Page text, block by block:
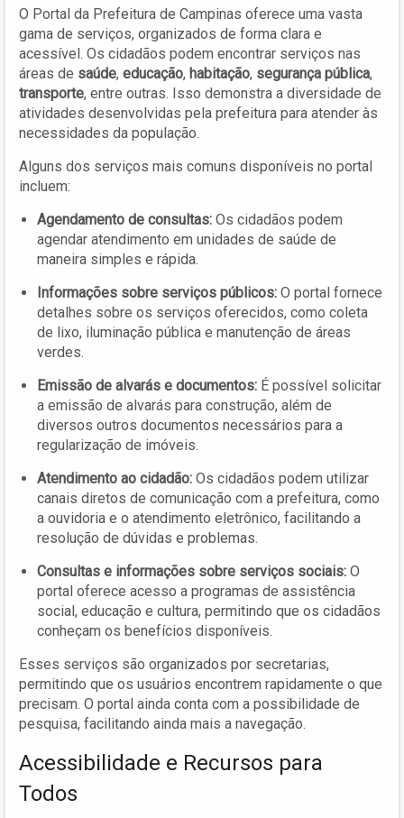
O Portal da Prefeitura de Campinas oferece uma vasta
gama de serviços, organizados de forma clara e
acessível. Os cidadãos podem encontrar serviços nas
áreas de saúde, educação, habitação, segurança pública,
transporte, entre outras. Isso demonstra a diversidade de
atividades desenvolvidas pela prefeitura para atender às
necessidades da população.
Alguns dos serviços mais comuns disponíveis no portal
incluem:
Agendamento de consultas: Os cidadãos podem
agendar atendimento em unidades de saúde de
maneira simples e rápida.
Informações sobre serviços públicos: O portal fornece
detalhes sobre os serviços oferecidos, como coleta
de lixo, iluminação pública e manutenção de áreas
verdes.
Emissão de alvarás e documentos: É possível solicitar
a emissão de alvarás para construção, além de
diversos outros documentos necessários para a
regularização de imóveis.
Atendimento ao cidadão: Os cidadãos podem utilizar
canais diretos de comunicação com a prefeitura, como
a ouvidoria e o atendimento eletrônico, facilitando a
resolução de dúvidas e problemas.
Consultas e informações sobre serviços sociais: O
portal oferece acesso a programas de assistência
social, educação e cultura, permitindo que os cidadãos
conheçam os benefícios disponíveis.
Esses serviços são organizados por secretarias,
permitindo que os usuários encontrem rapidamente o que
precisam. O portal ainda conta com a possibilidade de
pesquisa, facilitando ainda mais a navegação.
Acessibilidade e Recursos para
Todos